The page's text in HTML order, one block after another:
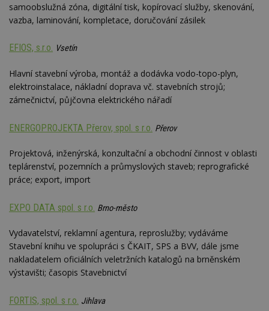
samoobslužná zóna, digitální tisk, kopírovací služby, skenování,
vazba, laminování, kompletace, doručování zásilek
EFIOS, s.r.o. Vsetín
Hlavní stavební výroba, montáž a dodávka vodo-topo-plyn,
elektroinstalace, nákladní doprava vč. stavebních strojů;
zámečnictví, půjčovna elektrického nářadí
ENERGOPROJEKTA Přerov, spol. s r.o. Přerov
Projektová, inženýrská, konzultační a obchodní činnost v oblasti
teplárenství, pozemních a průmyslových staveb; reprografické
práce; export, import
EXPO DATA spol. s r.o. Brno-město
Vydavatelství, reklamní agentura, reproslužby; vydáváme
Stavební knihu ve spolupráci s ČKAIT, SPS a BVV, dále jsme
nakladatelem oficiálních veletržních katalogů na brněnském
výstavišti; časopis Stavebnictví
FORTIS, spol. s r.o. Jihlava